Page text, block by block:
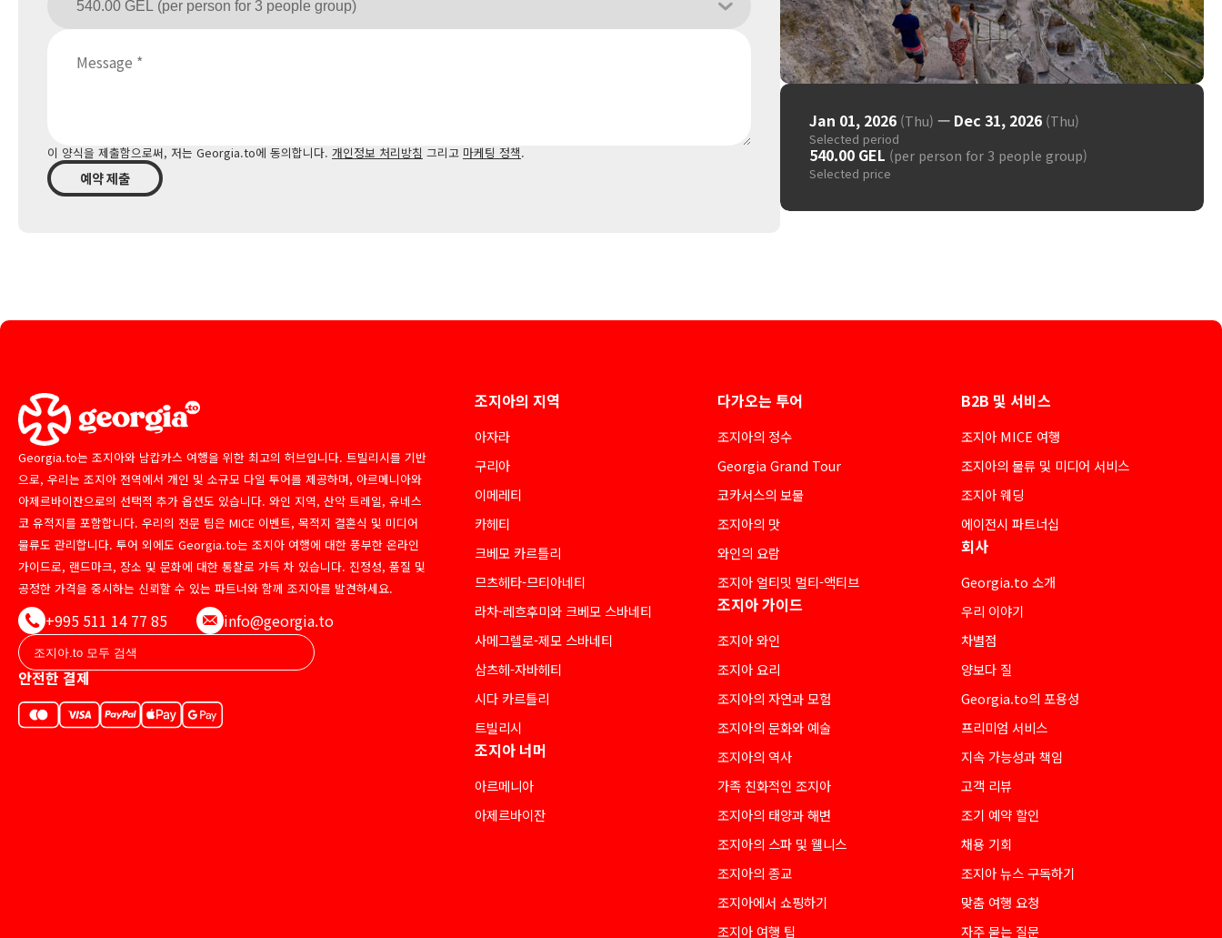
이 양식을 제출함으로써, 저는 Georgia.to에 동의합니다. 개인정보 처리방침 그리고 마케팅 정책.
예약 제출
Jan 01, 2026 (Thu) — Dec 31, 2026 (Thu)
Selected period
540.00 GEL (per person for 3 people group)
Selected price
Georgia.to는 조지아와 남캅카스 여행을 위한 최고의 허브입니다. 트빌리시를 기반
으로, 우리는 조지아 전역에서 개인 및 소규모 다일 투어를 제공하며, 아르메니아와
아제르바이잔으로의 선택적 추가 옵션도 있습니다. 와인 지역, 산악 트레일, 유네스
코 유적지를 포함합니다. 우리의 전문 팀은 MICE 이벤트, 목적지 결혼식 및 미디어
물류도 관리합니다. 투어 외에도 Georgia.to는 조지아 여행에 대한 풍부한 온라인
가이드로, 랜드마크, 장소 및 문화에 대한 통찰로 가득 차 있습니다. 진정성, 품질 및
공정한 가격을 중시하는 신뢰할 수 있는 파트너와 함께 조지아를 발견하세요.
+995 511 14 77 85 info@georgia.to
안전한 결제
조지아의 지역
아자라
구리아
이메레티
카헤티
크베모 카르틀리
므츠헤타-므티아네티
라차-레흐후미와 크베모 스바네티
사메그렐로-제모 스바네티
삼츠헤-자바헤티
시다 카르틀리
트빌리시
조지아 너머
아르메니아
아제르바이잔
다가오는 투어
조지아의 정수
Georgia Grand Tour
코카서스의 보물
조지아의 맛
와인의 요람
조지아 얼티밋 멀티-액티브
조지아 가이드
조지아 와인
조지아 요리
조지아의 자연과 모험
조지아의 문화와 예술
조지아의 역사
가족 친화적인 조지아
조지아의 태양과 해변
조지아의 스파 및 웰니스
조지아의 종교
조지아에서 쇼핑하기
조지아 여행 팁
B2B 및 서비스
조지아 MICE 여행
조지아의 물류 및 미디어 서비스
조지아 웨딩
에이전시 파트너십
회사
Georgia.to 소개
우리 이야기
차별점
양보다 질
Georgia.to의 포용성
프리미엄 서비스
지속 가능성과 책임
고객 리뷰
조기 예약 할인
채용 기회
조지아 뉴스 구독하기
맞춤 여행 요청
자주 묻는 질문